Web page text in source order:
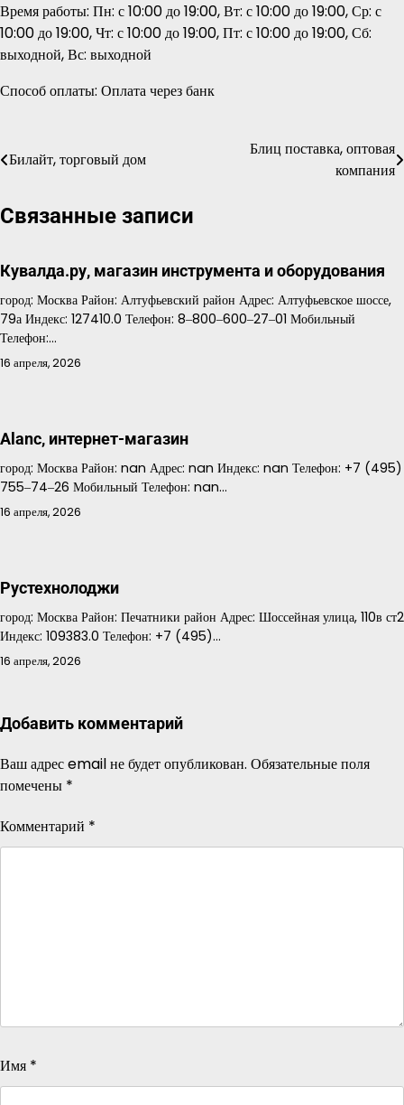
Время работы: Пн: с 10:00 до 19:00, Вт: с 10:00 до 19:00, Ср: с
10:00 до 19:00, Чт: с 10:00 до 19:00, Пт: с 10:00 до 19:00, Сб:
выходной, Вс: выходной
Способ оплаты: Оплата через банк
Навигация
записям
Билайт, торговый дом
Блиц поставка, оптовая
компания
Связанные записи
Кувалда.ру, магазин инструмента и оборудования
город: Москва Район: Алтуфьевский район Адрес: Алтуфьевское шоссе,
79а Индекс: 127410.0 Телефон: 8‒800‒600‒27‒01 Мобильный
Телефон:…
16 апреля, 2026
Alanc, интернет-магазин
город: Москва Район: nan Адрес: nan Индекс: nan Телефон: +7 (495)
755‒74‒26 Мобильный Телефон: nan…
16 апреля, 2026
Рустехнолоджи
город: Москва Район: Печатники район Адрес: Шоссейная улица, 110в ст2
Индекс: 109383.0 Телефон: +7 (495)…
16 апреля, 2026
Добавить комментарий
Ваш адрес email не будет опубликован. Обязательные поля
помечены *
Комментарий *
Имя *